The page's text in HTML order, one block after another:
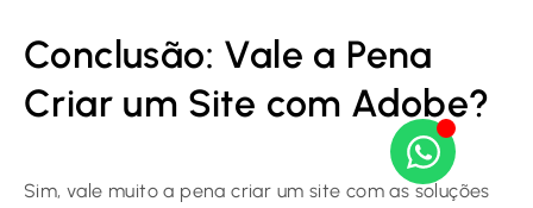
Conclusão: Vale a Pena
Criar um Site com Adobe?
Sim, vale muito a pena criar um site com as soluções